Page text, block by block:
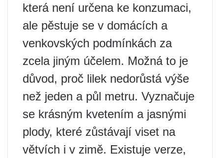
která není určena ke konzumaci,
ale pěstuje se v domácích a
venkovských podmínkách za
zcela jiným účelem. Možná to je
důvod, proč lilek nedorůstá výše
než jeden a půl metru. Vyznačuje
se krásným kvetením a jasnými
plody, které zůstávají viset na
větvích i v zimě. Existuje verze,